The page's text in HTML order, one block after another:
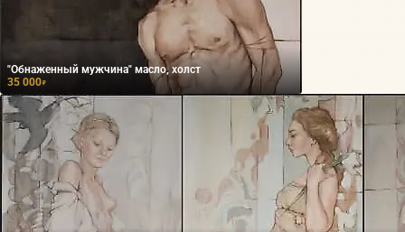
"Обнаженный мужчина" масло, холст
35 000₽